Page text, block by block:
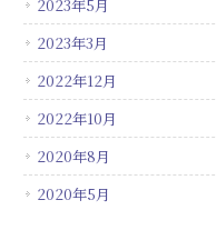
2023年5月
2023年3月
2022年12月
2022年10月
2020年8月
2020年5月